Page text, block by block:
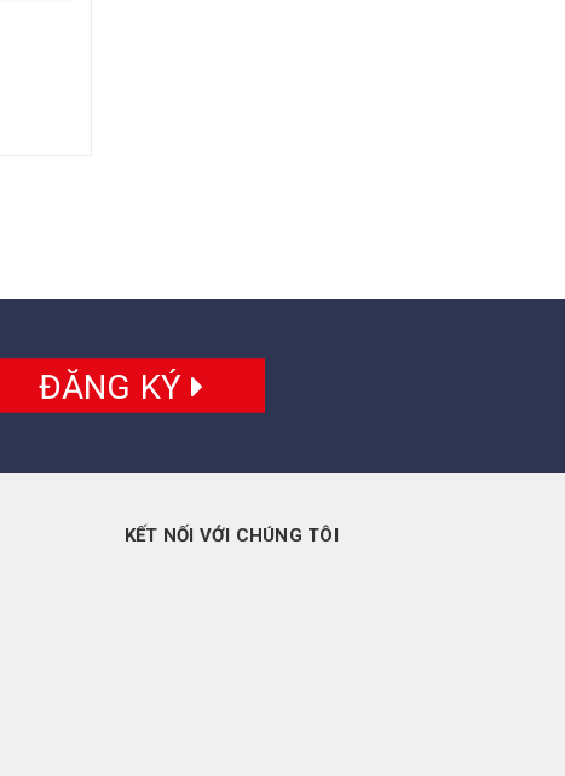
ĐĂNG KÝ
KẾT NỐI VỚI CHÚNG TÔI